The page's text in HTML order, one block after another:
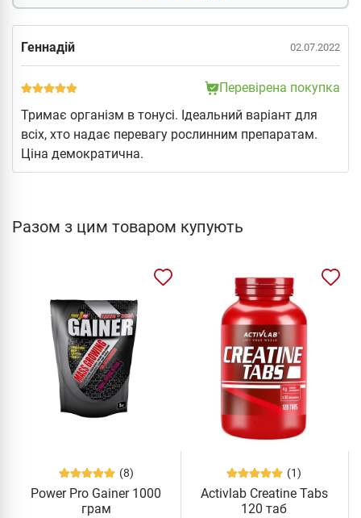
Геннадій 02.07.2022
Перевірена покупка
Тримає організм в тонусі. Ідеальний варіант для
всіх, хто надає перевагу рослинним препаратам.
Ціна демократична.
Разом з цим товаром купують
(8)
Power Pro Gainer 1000
грам
(1)
Activlab Creatine Tabs
120 таб